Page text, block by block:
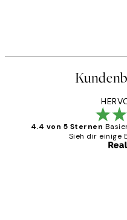
4.4 von 5 Sternen
Sieh dir einige